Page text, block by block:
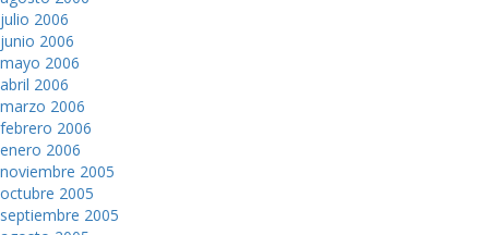
julio 2006
junio 2006
mayo 2006
abril 2006
marzo 2006
febrero 2006
enero 2006
noviembre 2005
octubre 2005
septiembre 2005